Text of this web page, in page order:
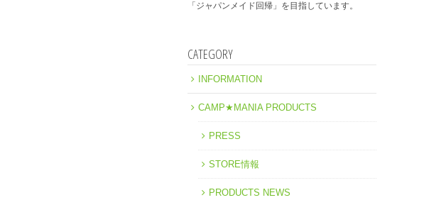
「ジャパンメイド回帰」を目指しています。
CATEGORY
INFORMATION
CAMP★MANIA PRODUCTS
PRESS
STORE情報
PRODUCTS NEWS